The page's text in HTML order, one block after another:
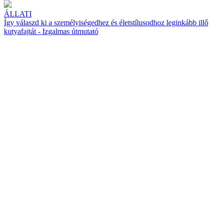
ÁLLATI
Így válaszd ki a személyiségedhez és életstílusodhoz leginkább illő
kutyafajtát - Izgalmas útmutató